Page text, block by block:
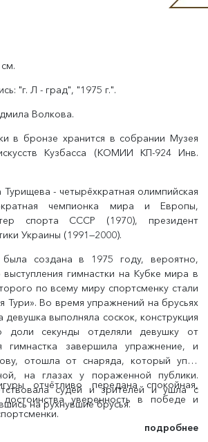
"г. Л - град", "1975 г.".
Волкова.
в бронзе хранится в собрании Музея
Кузбасса (КОМИИ КП-924 Инв.
- четырёхкратная олимпийская
чемпионка мира и Европы,
спорта СССР (1970), президент
Украины (1991—2000).
была создана в 1975 году, вероятно,
гимнастки на Кубке мира в
по всему миру спортсменку стали
Тури». Во время упражнений на брусьях
девушка выполняла соскок, конструкция
доли секунды отделяли девушку от
гимнастка завершила упражнение, и
отошла от снаряда, который упал
на глазах у пораженной публики.
судей и зрителей и ушла с
на рухнувшие брусья.
отчётливо передана спокойная,
достоинства уверенность в победе и
подробнее